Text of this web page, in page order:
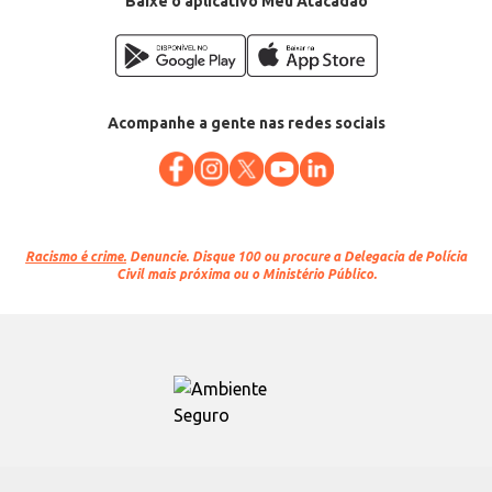
Acompanhe a gente nas redes sociais
Racismo é crime. Denuncie. Disque 100 ou procure a Delegacia de Polícia
Civil mais próxima ou o Ministério Público.